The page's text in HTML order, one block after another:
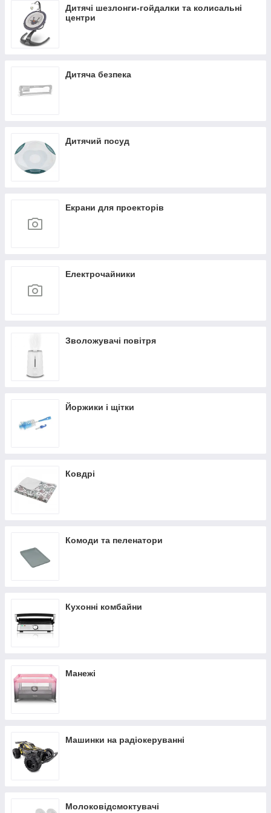
Дитячі шезлонги-гойдалки та колисальні
центри
Дитяча безпека
Дитячий посуд
Екрани для проекторів
Електрочайники
Зволожувачі повітря
Йоржики і щітки
Ковдрі
Комоди та пеленатори
Кухонні комбайни
Манежі
Машинки на радіокеруванні
Молоковідсмоктувачі